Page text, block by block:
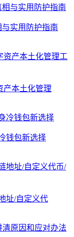
实用防护指南
产本土化管理
钱包新选择
址/自定义代